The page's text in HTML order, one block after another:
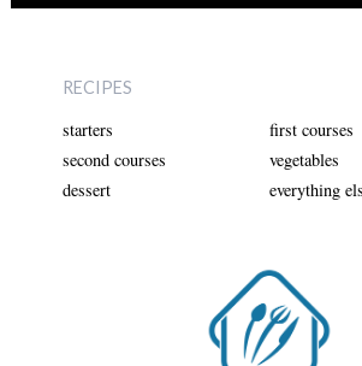
RECIPES
starters
first courses
second courses
vegetables
dessert
everything